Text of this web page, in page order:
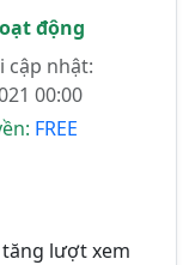
động
cập nhật:
00:00
FREE
lượt xem